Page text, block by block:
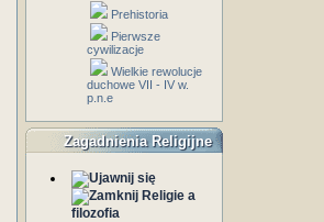
Prehistoria
Pierwsze
cywilizacje
Wielkie rewolucje
duchowe VII - IV w.
p.n.e
Zagadnienia Religijne
Religie a
filozofia